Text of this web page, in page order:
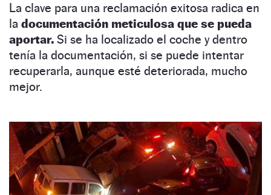
La clave para una reclamación exitosa radica en
la documentación meticulosa que se pueda
aportar. Si se ha localizado el coche y dentro
tenía la documentación, si se puede intentar
recuperarla, aunque esté deteriorada, mucho
mejor.